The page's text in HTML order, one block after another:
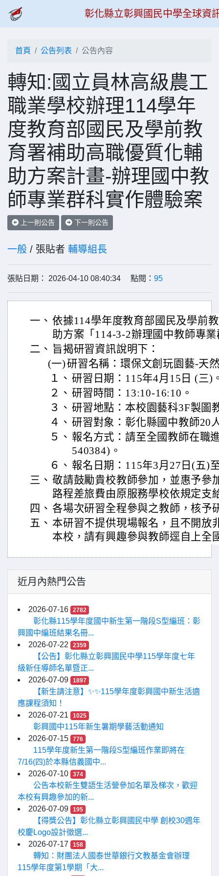
彰化縣立彰興國民中學全球資
首頁 公告列表 公告內容
轉知:國立員林高級農工
職業學校辦理114學年
度教育部國民及學前教
育署補助高職優質化輔
助方案計畫-辦理國中教
師專業群科實作體驗案
上一則公告 下一則公告
一般 / 張貼者 輔導組長
張貼日期： 2026-04-10 08:40:34 點閱： 95
一、 依據114學年度教育部國民及學前
助方案「114-3-2辦理國中教師專
二、 旨揭研習資訊說明下：
(一)研習名稱：環保文創玩園藝-天
１、 研習日期：115年4月15日 (三)
２、 研習時間：13:10-16:10。
３、 研習地點：本校園藝科3F製圖
４、 研習對象：彰化縣國中教師20
５、 報名方式：請至全國教師在職
540384)。
６、 報名日期：115年3月27日(五)
三、 敬請鼓勵貴校教師參加，並惠予參
路程差旅費由原服務學校依規定支
四、 各場次研習全程參與之教師，核予
五、 本研習不提供現場報名，且不開放
本校，請有興趣參與教師逕自上全
近月內熱門公告
2026-07-16 2782
彰化縣115學年度國中新生第一階段S型編班：彰
興國中編班結果名冊...
2026-07-22
2359
【公告】彰化縣立彰興國民中學115學年度七年
級新任導師名單暨正...
2026-07-09
1897
【新生請注意】✨✨115學年度彰興國中新生活適
應課程須知！
2026-07-21
1025
彰興國中115年新生暑期學藝活動通知
2026-07-15
776
115學年度新生第一階段S型編班作業即將在
7/16(四)於本縣信義國中...
2026-07-10
374
公告本校新生雙語生活營參加名單及梯次，歡迎
本校有興趣參加的新...
2026-07-09
195
【得獎公告】彰化縣立彰興國民中學 創校30週年
校慶Logo設計徵選...
2026-07-17
158
轉知：財團法人國泰世華銀行文教基金會辦理
115學年度第1學期「大...